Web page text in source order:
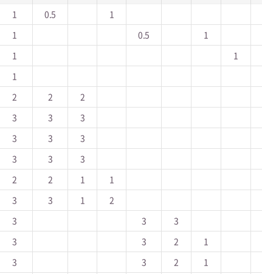
1 0.5
1
1 0.5
1
1 1
1
2 2
2
3 3
3
3 3
3
3 3
3
2 2 1
1
3 3 1
2
3 3
3
3 3 2
1
3 3 2
1